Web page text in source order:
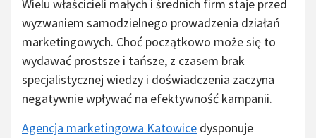
Wielu właścicieli małych i średnich firm staje przed
wyzwaniem samodzielnego prowadzenia działań
marketingowych. Choć początkowo może się to
wydawać prostsze i tańsze, z czasem brak
specjalistycznej wiedzy i doświadczenia zaczyna
negatywnie wpływać na efektywność kampanii.
Agencja marketingowa Katowice dysponuje